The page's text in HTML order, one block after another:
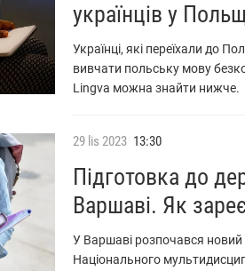
українців у
Українці, які переїхали до
вивчати польську мову
Lingva можна знайти нижче.
Підготовка до
Варшаві. Як
У Варшаві розпочався новий
Національного
29 lis 2023 13:30